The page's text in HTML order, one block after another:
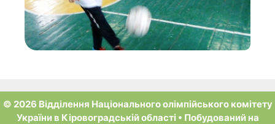
© 2026 Відділення Національного олімпійського комітету
України в Кіровоградській області• Побудований на